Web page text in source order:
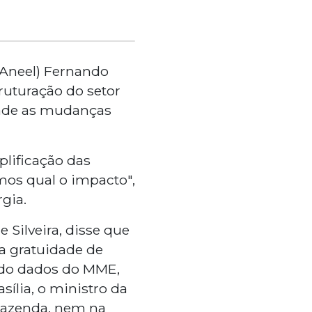
Fernando
do setor
as mudanças
das
qual o impacto",
Silveira, disse que
gratuidade de
dados do MME,
o ministro da
nem na